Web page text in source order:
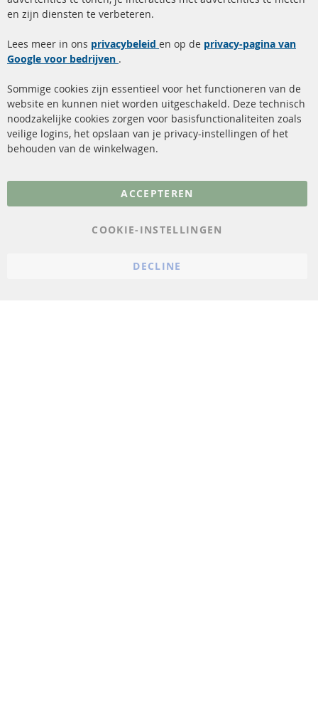
Snelle links
Roetfilter reiniging
Katalysator (KAT)
sensoren
FAQ
Kundenservice
Verzendingskosten
Contact
Annuleer contract
Gegevensbescherming
en zijn diensten te verbeteren.
Lees meer in ons privacybeleid en op de privacy-pagina van
Google voor bedrijven .
Sommige cookies zijn essentieel voor het functioneren van de
website en kunnen niet worden uitgeschakeld. Deze technisch
noodzakelijke cookies zorgen voor basisfunctionaliteiten zoals
veilige logins, het opslaan van je privacy-instellingen of het
behouden van de winkelwagen.
ACCEPTEREN
COOKIE-INSTELLINGEN
DECLINE